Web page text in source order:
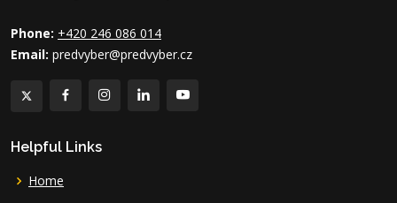
Phone: +420 246 086 014
Email: predvyber@predvyber.cz
Helpful Links
Home